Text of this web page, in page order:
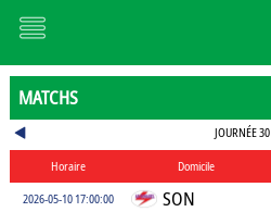
MATCHS
JOURNÉE 30
Horaire Domicile
2026-05-10 17:00:00
SON